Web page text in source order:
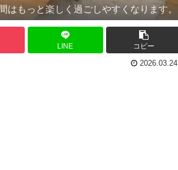
もっと楽しく過ごしやすくなります。
LINE コピー
2026.03.24